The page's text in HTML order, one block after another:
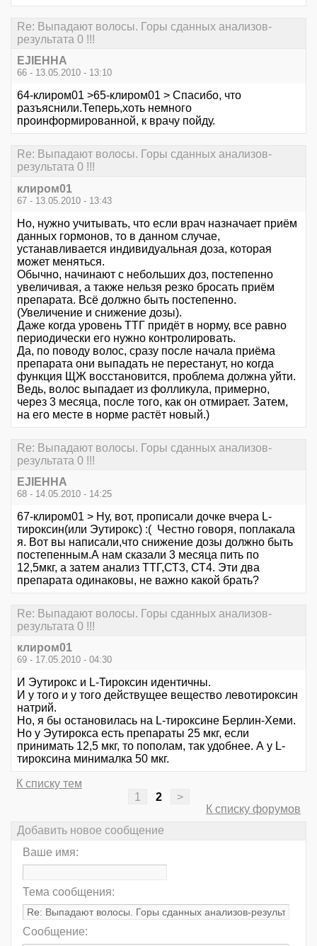
Re: Выпадают волосы. Горы сданных анализов-
результата 0 !!!
EJIEHHA
66 - 13.05.2010 - 13:10
64-клиром01 >65-клиром01 > Спасибо, что
разъяснили.Теперь,хоть немного
проинформированной, к врачу пойду.
Re: Выпадают волосы. Горы сданных анализов-
результата 0 !!!
клиром01
67 - 13.05.2010 - 13:43
Но, нужно учитывать, что если врач назначает приём
данных гормонов, то в данном случае,
устанавливается индивидуальная доза, которая
может меняться.
Обычно, начинают с небольших доз, постепенно
увеличивая, а также нельзя резко бросать приём
препарата. Всё должно быть постепенно.
(Увеличение и снижение дозы).
Даже когда уровень ТТГ придёт в норму, все равно
периодически его нужно контролировать.
Да, по поводу волос, сразу после начала приёма
препарата они выпадать не перестанут, но когда
функция ЩЖ восстановится, проблема должна уйти.
Ведь, волос выпадает из фолликула, примерно,
через 3 месяца, после того, как он отмирает. Затем,
на его месте в норме растёт новый.)
Re: Выпадают волосы. Горы сданных анализов-
результата 0 !!!
EJIEHHA
68 - 14.05.2010 - 14:25
67-клиром01 > Ну, вот, прописали дочке вчера L-
тироксин(или Эутирокс) :( Честно говоря, поплакала
я. Вот вы написали,что снижение дозы должно быть
постепенным.А нам сказали 3 месяца пить по
12,5мкг, а затем анализ ТТГ,СТ3, СТ4. Эти два
препарата одинаковы, не важно какой брать?
Re: Выпадают волосы. Горы сданных анализов-
результата 0 !!!
клиром01
69 - 17.05.2010 - 04:30
И Эутирокс и L-Тироксин идентичны.
И у того и у того действущее вещество левотироксин
натрий.
Но, я бы остановилась на L-тироксине Берлин-Хеми.
Но у Эутирокса есть препараты 25 мкг, если
принимать 12,5 мкг, то пополам, так удобнее. А у L-
тироксина минималка 50 мкг.
К списку тем
1
2
>
К списку форумов
Добавить новое сообщение
Ваше имя:
Тема сообщения:
Сообщение: